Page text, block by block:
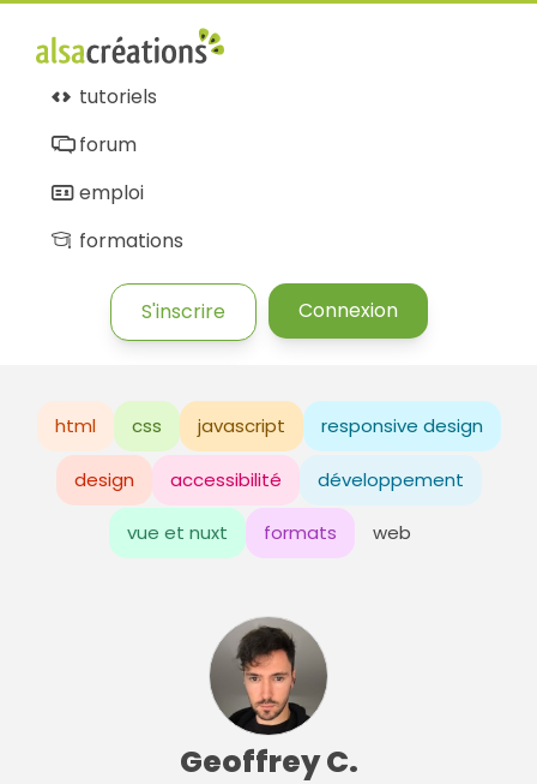
tutoriels
forum
emploi
formations
S'inscrire Connexion
html css javascript responsive design
design accessibilité développement
vue et nuxt formats web
Geoffrey C.